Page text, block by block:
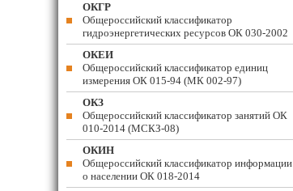
ОКГР
Общероссийский классификатор
гидроэнергетических ресурсов ОК 030-2002
ОКЕИ
Общероссийский классификатор единиц
измерения ОК 015-94 (МК 002-97)
ОКЗ
Общероссийский классификатор занятий ОК
010-2014 (МСКЗ-08)
ОКИН
Общероссийский классификатор информации
о населении ОК 018-2014